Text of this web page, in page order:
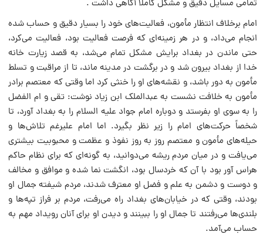
تمامى مسایل دقیق و مشکل کاملاً آگاهى داشت .
امام برخلاف انتظار مأمون، فعالیت‌هاى خود را بسیار دقیق و حساب شده
انجام مى‌داد، و در هر زمینه‌اى که فرصت فعالیت بود، فعالیت مى‌کرد،
حتى ماندن در بغداد برایش مشکل تمام مى‌شد، به قصد زیارت خانه
خدا از بغداد بیرون شد و در برگشت در مدینه ماند، تا از مراقبت و تسلط
مأمون به دور باشد، و نقشه‌هاى او را خنثى کرد اما وقتى که معتصم برادر
مأمون به خلافت نشست به عبدالملک ابن زیاد نوشت: تقى و ام الفضل
را به سوى او بفرستد و دوباره امام جواد علیه السلام را به بغداد آورد، تا
شخصاً حرکت‌هاى امام را زیر نظر بگیرد. اما امام علیرغم تلاش‌ها و
حیله‌هاى مأمون و معتصم روز به روز نفوذ و عظمت و محبوبیت بیشترى
مى‌یافت و در میان مردم ریشه مى‌دوانید، به گونه‌اى که براى نظام حاکم
هراس آور بود با آن که خردسال بود، انگشت نما شده و موافق و مخالف
و دوست و دشمن به علم و فضل او معترف شدند، مردم شیفته جمال او
بودند، وقتى که در خیابان‌هاى بغداد راه مى‌رفت، مردم بر فراز تپه‌ها و
بلندى‌ها مى‌رفتند تا جمال او را ببینند و دیدن او براى آنان رویداد مهم به
حساب مى‌آمد.